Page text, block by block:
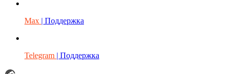
Max | Поддержка
Telegram | Поддержка